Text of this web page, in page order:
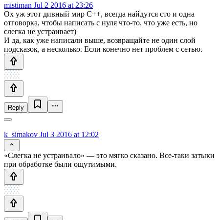
mistiman Jul 2 2016 at 23:26
Ох уж этот дивный мир C++, всегда найдутся сто и одна
отговорка, чтобы написать с нуля что-то, что уже есть, но
слегка не устраивает)
И да, как уже написали выше, возвращайте не один слой
подсказок, а несколько. Если конечно нет проблем с сетью.
Reply
k_simakov Jul 3 2016 at 12:02
«Слегка не устраивало» — это мягко сказано. Все-таки затыки
при обработке были ощутимыми.